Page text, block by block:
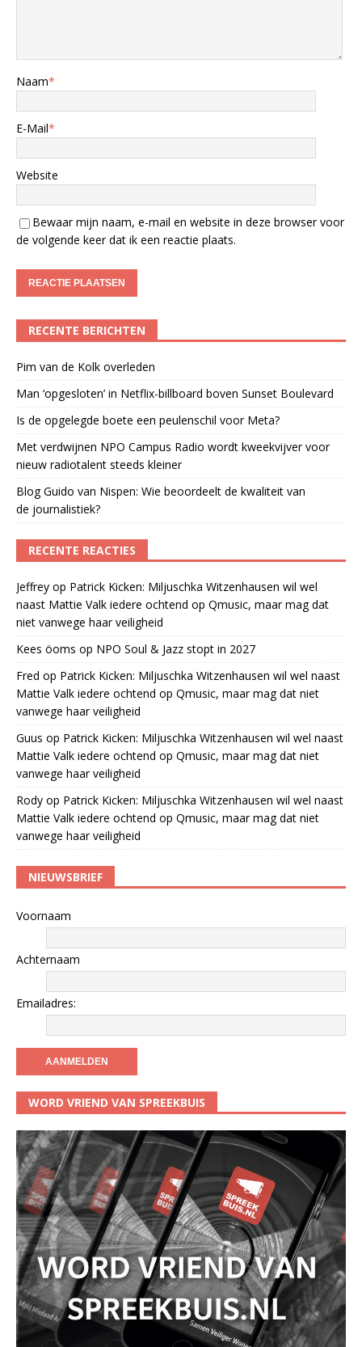
Naam*
E-Mail*
Website
Bewaar mijn naam, e-mail en website in deze browser voor
de volgende keer dat ik een reactie plaats.
RECENTE BERICHTEN
Pim van de Kolk overleden
Man ‘opgesloten’ in Netflix-billboard boven Sunset Boulevard
Is de opgelegde boete een peulenschil voor Meta?
Met verdwijnen NPO Campus Radio wordt kweekvijver voor
nieuw radiotalent steeds kleiner
Blog Guido van Nispen: Wie beoordeelt de kwaliteit van
de journalistiek?
RECENTE REACTIES
Jeffrey op Patrick Kicken: Miljuschka Witzenhausen wil wel
naast Mattie Valk iedere ochtend op Qmusic, maar mag dat
niet vanwege haar veiligheid
Kees öoms op NPO Soul & Jazz stopt in 2027
Fred op Patrick Kicken: Miljuschka Witzenhausen wil wel naast
Mattie Valk iedere ochtend op Qmusic, maar mag dat niet
vanwege haar veiligheid
Guus op Patrick Kicken: Miljuschka Witzenhausen wil wel naast
Mattie Valk iedere ochtend op Qmusic, maar mag dat niet
vanwege haar veiligheid
Rody op Patrick Kicken: Miljuschka Witzenhausen wil wel naast
Mattie Valk iedere ochtend op Qmusic, maar mag dat niet
vanwege haar veiligheid
NIEUWSBRIEF
Voornaam
Achternaam
Emailadres:
WORD VRIEND VAN SPREEKBUIS